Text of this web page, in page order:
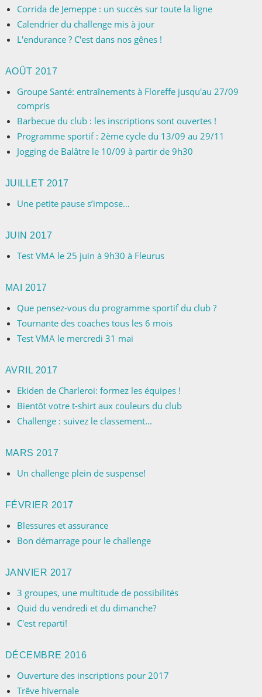
Corrida de Jemeppe : un succès sur toute la ligne
Calendrier du challenge mis à jour
L'endurance ? C'est dans nos gênes !
AOÛT 2017
Groupe Santé: entraînements à Floreffe jusqu'au 27/09
compris
Barbecue du club : les inscriptions sont ouvertes !
Programme sportif : 2ème cycle du 13/09 au 29/11
Jogging de Balâtre le 10/09 à partir de 9h30
JUILLET 2017
Une petite pause s’impose…
JUIN 2017
Test VMA le 25 juin à 9h30 à Fleurus
MAI 2017
Que pensez-vous du programme sportif du club ?
Tournante des coaches tous les 6 mois
Test VMA le mercredi 31 mai
AVRIL 2017
Ekiden de Charleroi: formez les équipes !
Bientôt votre t-shirt aux couleurs du club
Challenge : suivez le classement...
MARS 2017
Un challenge plein de suspense!
FÉVRIER 2017
Blessures et assurance
Bon démarrage pour le challenge
JANVIER 2017
3 groupes, une multitude de possibilités
Quid du vendredi et du dimanche?
C'est reparti!
DÉCEMBRE 2016
Ouverture des inscriptions pour 2017
Trêve hivernale